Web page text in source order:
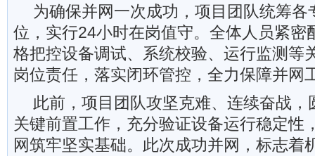
为确保并网一次成功，项目团队统筹
位，实行24小时在岗值守。全体人员紧密
格把控设备调试、系统校验、运行监测等
岗位责任，落实闭环管控，全力保障并网
此前，项目团队攻坚克难、连续奋战
关键前置工作，充分验证设备运行稳定性
网筑牢坚实基础。此次成功并网，标志着